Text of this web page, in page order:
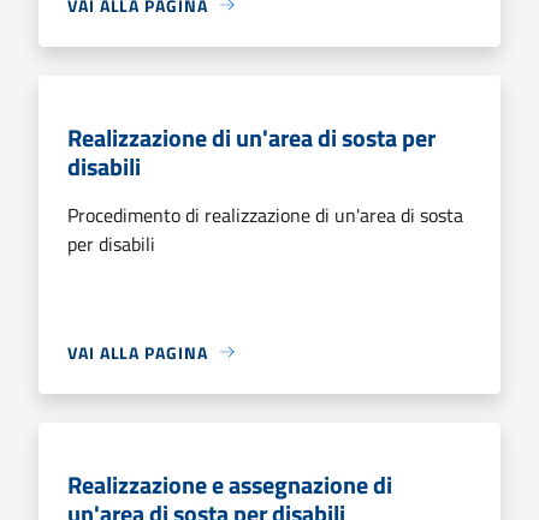
Realizzazione di un'area di sosta per
disabili
Procedimento di realizzazione di un'area di sosta
per disabili
VAI ALLA PAGINA
Realizzazione e assegnazione di